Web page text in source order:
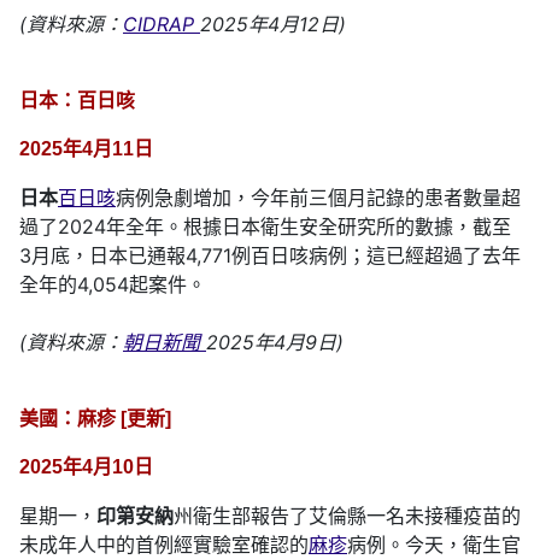
(資料來源： CIDRAP 2025年4月12日)
日本：百日咳
2025年4月11日
日本百日咳病例急劇增加，今年前三個月記錄的患者數量超
過了2024年全年。根據日本衛生安全研究所的數據，截至
3月底，日本已通報4,771例百日咳病例；這已經超過了去年
全年的4,054起案件。
(資料來源： 朝日新聞2025年4月9日)
美國：麻疹 [更新]
2025年4月10日
星期一， 印第安納州衛生部報告了艾倫縣一名未接種疫苗的
未成年人中的首例經實驗室確認的麻疹病例。今天，衛生官